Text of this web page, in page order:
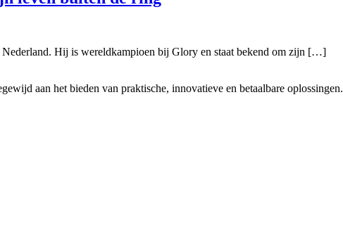
Nederland. Hij is wereldkampioen bij Glory en staat bekend om zijn […]
aan het bieden van praktische, innovatieve en betaalbare oplossingen.